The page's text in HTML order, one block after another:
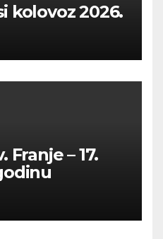
kolovoz 2026.
Franje – 17.